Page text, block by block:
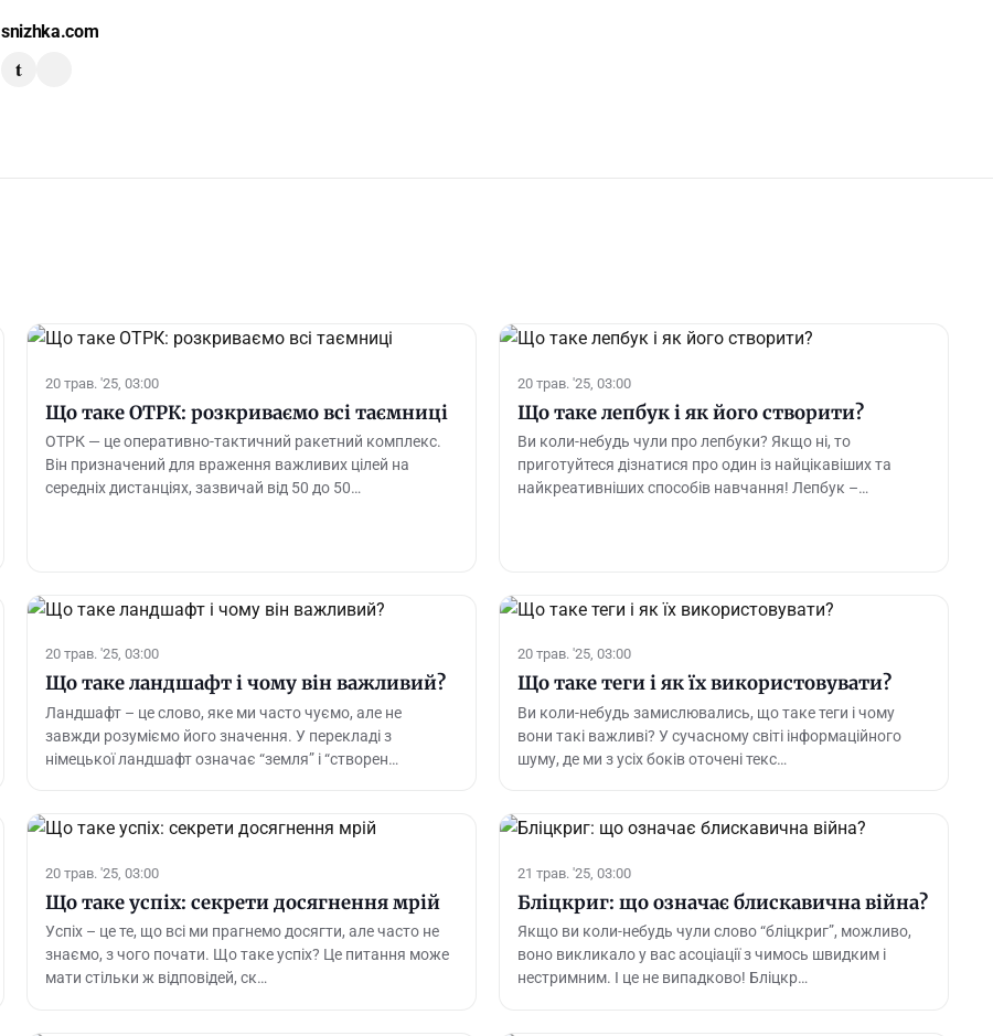
snizhka.com
t
20 трав. '25, 03:00
Що таке ОТРК: розкриваємо всі таємниці
ОТРК — це оперативно-тактичний ракетний комплекс.
Він призначений для враження важливих цілей на
середніх дистанціях, зазвичай від 50 до 50…
20 трав. '25, 03:00
Що таке лепбук і як його створити?
Ви коли-небудь чули про лепбуки? Якщо ні, то
приготуйтеся дізнатися про один із найцікавіших та
найкреативніших способів навчання! Лепбук –…
20 трав. '25, 03:00
Що таке ландшафт і чому він важливий?
Ландшафт – це слово, яке ми часто чуємо, але не
завжди розуміємо його значення. У перекладі з
німецької ландшафт означає “земля” і “створен…
20 трав. '25, 03:00
Що таке теги і як їх використовувати?
Ви коли-небудь замислювались, що таке теги і чому
вони такі важливі? У сучасному світі інформаційного
шуму, де ми з усіх боків оточені текс…
20 трав. '25, 03:00
Що таке успіх: секрети досягнення мрій
Успіх – це те, що всі ми прагнемо досягти, але часто не
знаємо, з чого почати. Що таке успіх? Це питання може
мати стільки ж відповідей, ск…
21 трав. '25, 03:00
Бліцкриг: що означає блискавична війна?
Якщо ви коли-небудь чули слово “бліцкриг”, можливо,
воно викликало у вас асоціації з чимось швидким і
нестримним. І це не випадково! Бліцкр…